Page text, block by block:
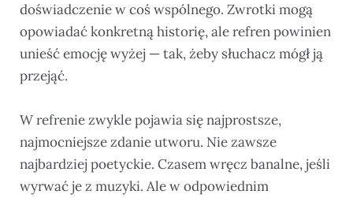
doświadczenie w coś wspólnego. Zwrotki mogą
opowiadać konkretną historię, ale refren powinien
unieść emocję wyżej — tak, żeby słuchacz mógł ją
przejąć.
W refrenie zwykle pojawia się najprostsze,
najmocniejsze zdanie utworu. Nie zawsze
najbardziej poetyckie. Czasem wręcz banalne, jeśli
wyrwać je z muzyki. Ale w odpowiednim